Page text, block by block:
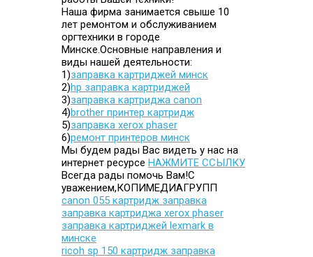
Наша фирма занимается свыше 10
лет ремонтом и обслуживанием
оргтехники в городе
Минске.Основные направления и
виды нашей деятельности:
1)заправка картриджей минск
2)hp заправка картриджей
3)заправка картриджа canon
4)brother принтер картридж
5)заправка xerox phaser
6)ремонт принтеров минск
Мы будем рады Вас видеть у нас на
интернет ресурсе НАЖМИТЕ ССЫЛКУ
Всегда рады помочь Вам!С
уважением,КОПИМЕДИАГРУПП
canon 055 картридж заправка
заправка картриджа xerox phaser
заправка картриджей lexmark в
минске
ricoh sp 150 картридж заправка